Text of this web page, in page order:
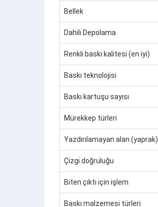
Bellek
Dahili Depolama
Renkli baskı kalitesi (en iyi)
Baskı teknolojisi
Baskı kartuşu sayısı
Mürekkep türleri
Yazdırılamayan alan (yaprak)
Çizgi doğruluğu
Biten çıktı için işlem
Baskı malzemesi türleri